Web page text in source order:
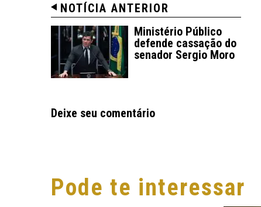
NOTÍCIA ANTERIOR
Ministério Público
defende cassação do
senador Sergio Moro
Deixe seu comentário
Pode te interessar